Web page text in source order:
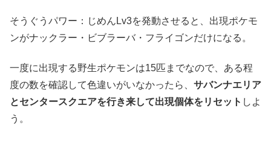
そうぐうパワー：じめんLv3を発動させると、出現ポケモ
ンがナックラー・ビブラーバ・フライゴンだけになる。
一度に出現する野生ポケモンは15匹までなので、ある程
度の数を確認して色違いがいなかったら、 サバンナエリア
とセンタースクエアを行き来して出現個体をリセット しよ
う。